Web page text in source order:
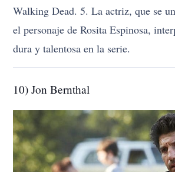
Walking Dead. 5. La actriz, que se
el personaje de Rosita Espinosa,
dura y talentosa en la serie.
10) Jon Bernthal